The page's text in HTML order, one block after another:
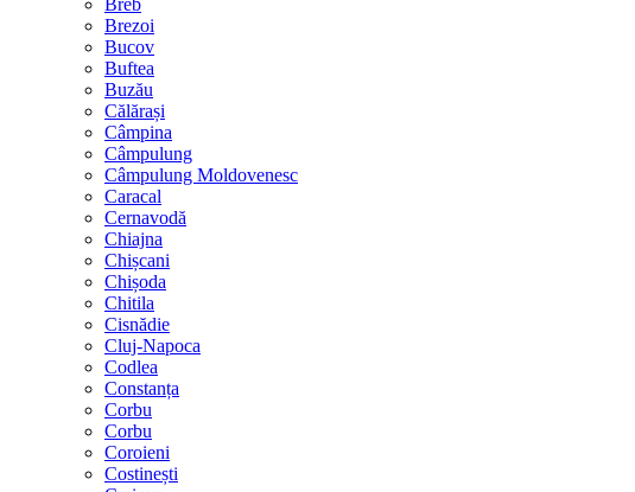
Breb
Brezoi
Bucov
Buftea
Buzău
Călărași
Câmpina
Câmpulung
Câmpulung Moldovenesc
Caracal
Cernavodă
Chiajna
Chișcani
Chișoda
Chitila
Cisnădie
Cluj-Napoca
Codlea
Constanța
Corbu
Corbu
Coroieni
Costinești